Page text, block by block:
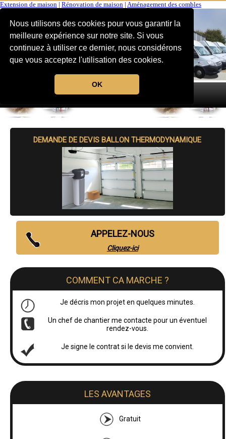
Nous utilisons des cookies pour vous garantir la
meilleure expérience sur notre site. Si vous
continuez à utiliser ce dernier, nous considérons
que vous acceptez l'utilisation des cookies.
OK
Extension de maison Rénovation de maison Aménagement des combles
MENU
DEMANDE DE DEVIS BALLON THERMODYNAMIQUE
APPELEZ-NOUS
Cliquez-ici
COMMENT CA MARCHE ?
Je décris mon projet en quelques minutes.
Un chef de chantier me contacte pour un éventuel
rendez-vous.
Je signe le contrat si le devis me convient.
LES AVANTAGES
Gratuit